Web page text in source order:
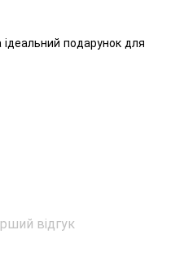
подарунок для
відгук